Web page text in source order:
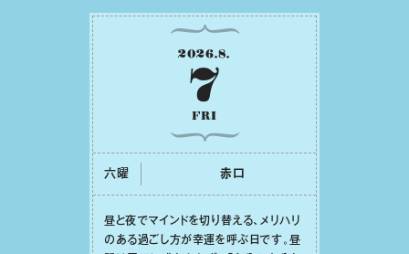
2026.8.
7
FRI
六曜 ⾚⼝
昼と夜でマインドを切り替える、メリハリ
のある過ごし⽅が幸運を呼ぶ⽇です。昼